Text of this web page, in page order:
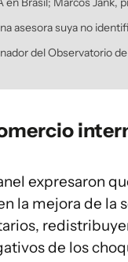
asesora suya no
del Observatorio
expresaron
la mejora de la
de los